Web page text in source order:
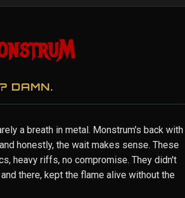
DAMN.
a breath in metal. Monstrum's back with
honestly, the wait makes sense. These
heavy riffs, no compromise. They didn't
there, kept the flame alive without the